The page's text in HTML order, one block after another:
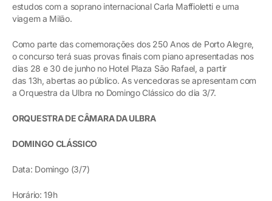
estudos com a soprano internacional Carla Maffioletti e uma
viagem a Milão.
Como parte das comemorações dos 250 Anos de Porto Alegre,
o concurso terá suas provas finais com piano apresentadas nos
dias 28 e 30 de junho no Hotel Plaza São Rafael, a partir
das 13h, abertas ao público. As vencedoras se apresentam com
a Orquestra da Ulbra no Domingo Clássico do dia 3/7.
ORQUESTRA DE CÂMARA DA ULBRA
DOMINGO CLÁSSICO
Data: Domingo (3/7)
Horário: 19h